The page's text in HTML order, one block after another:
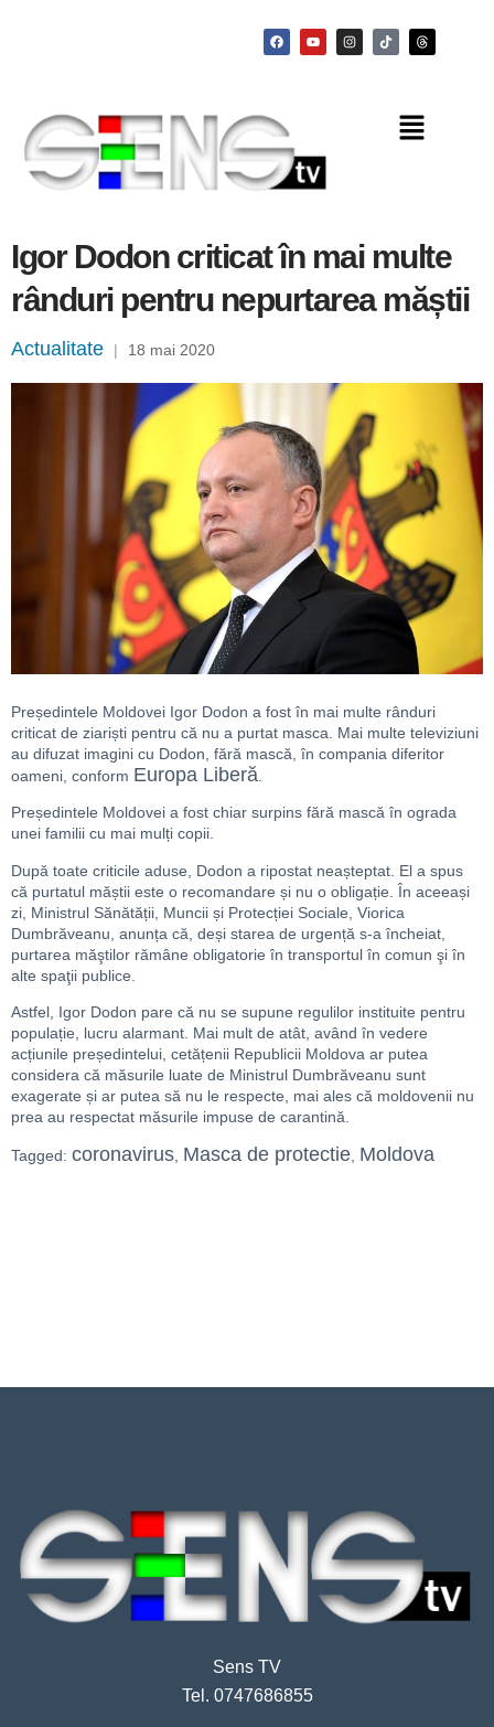
Igor Dodon criticat în mai multe
rânduri pentru nepurtarea măștii
Actualitate | 18 mai 2020
Președintele Moldovei Igor Dodon a fost în mai multe rânduri
criticat de ziariști pentru că nu a purtat masca. Mai multe televiziuni
au difuzat imagini cu Dodon, fără mască, în compania diferitor
oameni, conform Europa Liberă
Președintele Moldovei a fost chiar surpins fără mască în ograda
unei familii cu mai mulți copii.
După toate criticile aduse, Dodon a ripostat neașteptat. El a spus
că purtatul măștii este o recomandare și nu o obligație. În aceeași
zi, Ministrul Sănătății, Muncii și Protecției Sociale, Viorica
Dumbrăveanu, anunța că, deși starea de urgență s-a încheiat,
purtarea măştilor rămâne obligatorie în transportul în comun şi în
alte spaţii publice.
Astfel, Igor Dodon pare că nu se supune regulilor instituite pentru
populație, lucru alarmant. Mai mult de atât, având în vedere
acțiunile președintelui, cetățenii Republicii Moldova ar putea
considera că măsurile luate de Ministrul Dumbrăveanu sunt
exagerate și ar putea să nu le respecte, mai ales că moldovenii nu
prea au respectat măsurile impuse de carantină.
Tagged: coronavirus Masca de protectie Moldova
Sens TV
Tel. 0747686855